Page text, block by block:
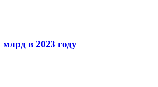
в 2023 году